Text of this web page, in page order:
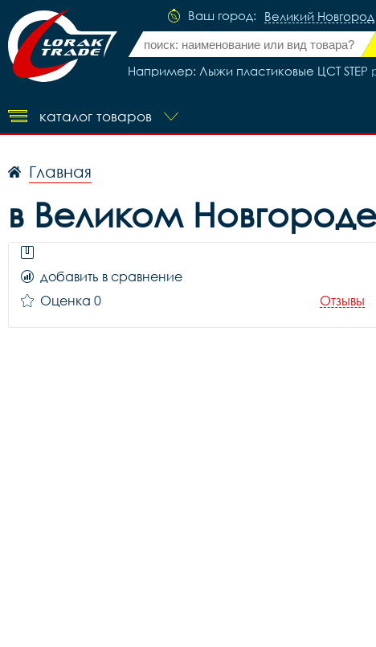
Ваш город: Великий Новгород
Например: Лыжи пластиковые ЦСТ STEP
каталог товаров
Главная
в Великом Новгороде
добавить в сравнение
Оценка 0
Отзывы